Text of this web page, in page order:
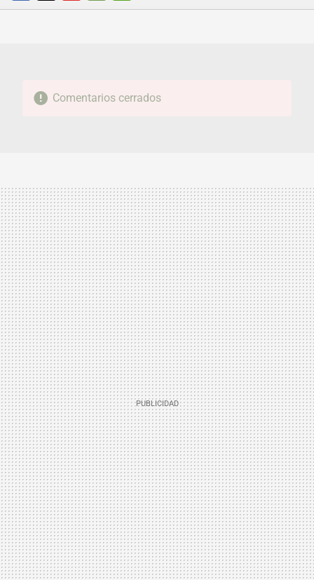
FACEBOOKTWITTERFLIPBOARD
E-
WHATSAPP
Comentarios cerrados